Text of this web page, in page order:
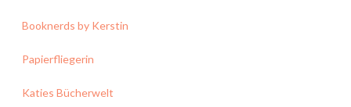
Booknerds by Kerstin
Papierfliegerin
Katies Bücherwelt